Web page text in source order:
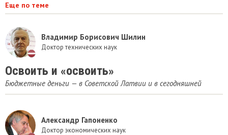
Еще по теме
Владимир Борисович Шилин
Доктор технических наук
Освоить и «освоить»
Бюджетные деньги — в Советской Латвии и в сегодняшней
Александр Гапоненко
Доктор экономических наук